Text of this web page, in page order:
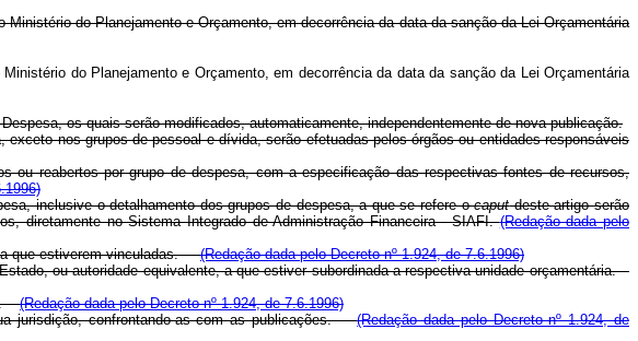
do Planejamento e Orçamento, em decorrência da data da sanção da Lei Orçamentária
do Planejamento e Orçamento, em decorrência da data da sanção da Lei Orçamentária
os quais serão modificados, automaticamente, independentemente de nova publicação.
nos grupos de pessoal e dívida, serão efetuadas pelos órgãos ou entidades responsáveis
ou reabertos por grupo de despesa, com a especificação das respectivas fontes de recursos,
inclusive o detalhamento dos grupos de despesa, a que se refere ocaputdeste artigo serão
diretamente no Sistema Integrado de Administração Financeira - SIAFI.(Redação dada pelo
a que estiverem vinculadas.(Redação dada pelo Decreto nº 1.924, de 7.6.1996)
ou autoridade equivalente, a que estiver subordinada a respectiva unidade orçamentária.
(Redação dada pelo Decreto nº 1.924, de 7.6.1996)
jurisdição, confrontando-as com as publicações.(Redação dada pelo Decreto nº 1.924, de